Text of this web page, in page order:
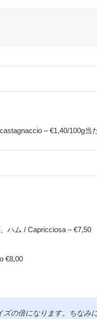
– €1,40/100g当
ハム / Capricciosa – €7,50
€8,00
ズの倍になります。ちなみ